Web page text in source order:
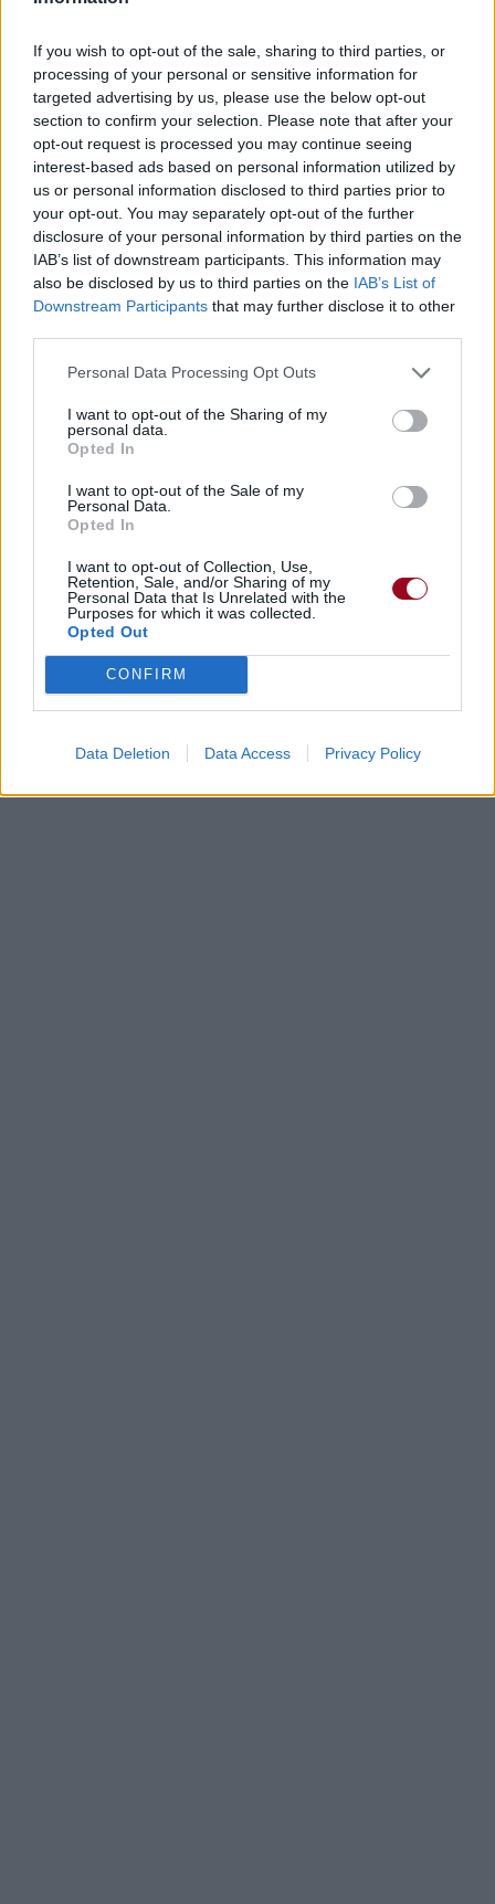
If you wish to opt-out of the sale, sharing to third parties, or
processing of your personal or sensitive information for
targeted advertising by us, please use the below opt-out
section to confirm your selection. Please note that after your
opt-out request is processed you may continue seeing
interest-based ads based on personal information utilized by
us or personal information disclosed to third parties prior to
your opt-out. You may separately opt-out of the further
disclosure of your personal information by third parties on the
IAB’s list of downstream participants. This information may
also be disclosed by us to third parties on the IAB’s List of
Downstream Participants that may further disclose it to other
Personal Data Processing Opt Outs
I want to opt-out of the Sharing of my
personal data.
Opted In
I want to opt-out of the Sale of my
Personal Data.
Opted In
I want to opt-out of Collection, Use,
Retention, Sale, and/or Sharing of my
Personal Data that Is Unrelated with the
Purposes for which it was collected.
Opted Out
CONFIRM
Data Deletion Data Access Privacy Policy
Paroles + Traduction Téléchargement
Vidéos
Commentaires
Voir la vidéo de «Então Vem»
Paroles + Traduction
Dire «merci» pour cette traduction Corriger une erreur